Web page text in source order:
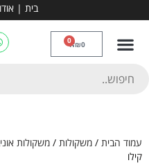
בית |
₪0
0
עמוד הבית / משקולות / משקולות
קילו